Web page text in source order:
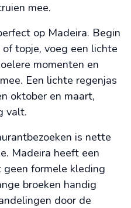
mee.
op Madeira. Begin
topje, voeg een lichte
momenten en
Een lichte regenjas
oktober en maart,
valt.
is nette
Madeira heeft een
formele kleding
broeken handig
door de